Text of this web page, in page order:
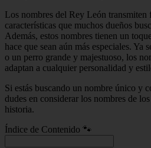
Los nombres del Rey León transmiten
características que muchos dueños
Además, estos nombres tienen un
hace que sean aún más especiales. Ya
o un perro grande y majestuoso, los
adaptan a cualquier personalidad y
Si estás buscando un nombre único y
dudes en considerar los nombres de
historia.
Índice de Contenido 🐾